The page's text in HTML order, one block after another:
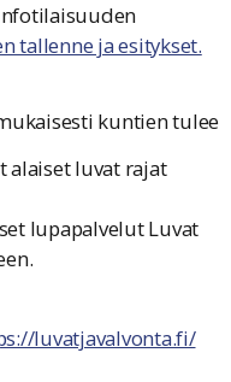
tallenne ja esitykset.
kuntien tulee
alaiset luvat rajat
lupapalvelut Luvat
luvatjavalvonta.fi/